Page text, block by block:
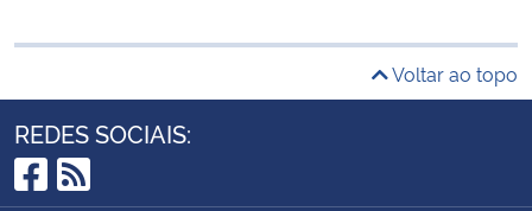
Voltar ao topo
REDES SOCIAIS: